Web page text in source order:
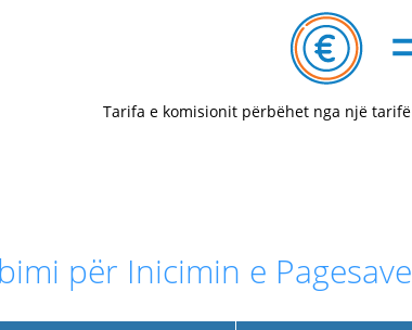
Tarifa e komisionit përbëhet nga një
për Inicimin e Pagesave